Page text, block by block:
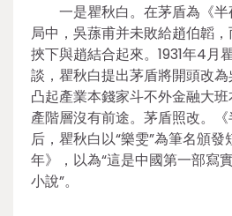
一是瞿秋白。在茅盾為《
局中，吳蓀甫并未敗給趙伯韜
挾下與趙結合起來。1931年4月
談，瞿秋白提出茅盾將開頭改
凸起產業本錢家斗不外金融大
產階層沒有前途。茅盾照改。
后，瞿秋白以“樂雯”為筆名頒
年》，以為“這是中國第一部寫
小說”。